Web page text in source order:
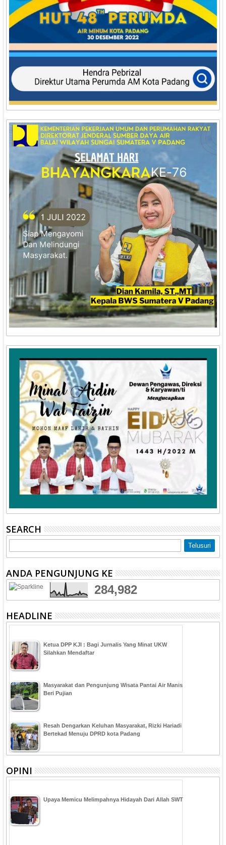
SEARCH
ANDA PENGUNJUNG KE
284,982
HEADLINE
Ketua DPP KJI : Bagi Jurnalis Yang Minat UKW
Silahkan Mendaftar
Masyarakat dan Pengunjung Wisata Pantai Air Manis
Beri Pujian
Resah Dengarkan Keluhan Masyarakat, Rizki Hariadi
Bertekad Menuju DPRD kota Padang
OPINI
Upaya Memicu Melimpahnya Hidayah Dari Allah SWT